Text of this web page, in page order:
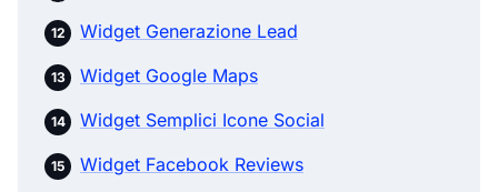
Widget Generazione Lead
Widget Google Maps
Widget Semplici Icone Social
Widget Facebook Reviews